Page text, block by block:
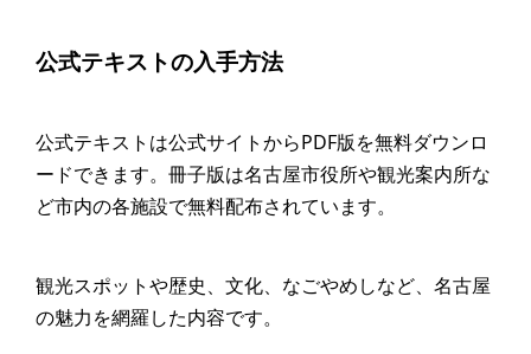
公式テキストの入手方法
公式テキストは公式サイトからPDF版を無料ダウンロ
ードできます。冊子版は名古屋市役所や観光案内所な
ど市内の各施設で無料配布されています。
観光スポットや歴史、文化、なごやめしなど、名古屋
の魅力を網羅した内容です。